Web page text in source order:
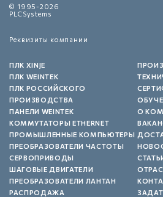
© 1995-2026
PLCSystems
Реквизиты компании
ПЛК XINJE
ПЛК WEINTEK
ПЛК РОССИЙСКОГО
ПРОИЗВОДСТВА
ПАНЕЛИ WEINTEK
КОММУТАТОРЫ ETHERNET
ПРОМЫШЛЕННЫЕ КОМПЬЮТЕРЫ
ПРЕОБРАЗОВАТЕЛИ ЧАСТОТЫ
СЕРВОПРИВОДЫ
ШАГОВЫЕ ДВИГАТЕЛИ
ПРЕОБРАЗОВАТЕЛИ ЛАНТАН
РАСПРОДАЖА
О